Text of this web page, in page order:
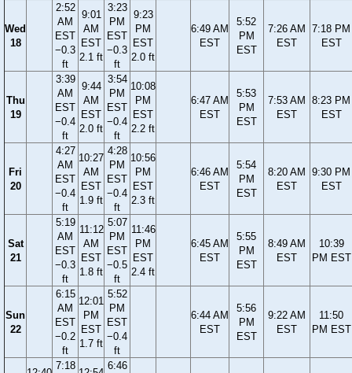
Wed
18
2:52
AM
EST
−0.3
ft
9:01
AM
EST
2.1 ft
3:23
PM
EST
−0.3
ft
9:23
PM
EST
2.0 ft
6:49 AM
EST
5:52
PM
EST
7:26 AM
EST
7:18 PM
EST
Thu
19
3:39
AM
EST
−0.4
ft
9:44
AM
EST
2.0 ft
3:54
PM
EST
−0.4
ft
10:08
PM
EST
2.2 ft
6:47 AM
EST
5:53
PM
EST
7:53 AM
EST
8:23 PM
EST
Fri
20
4:27
AM
EST
−0.4
ft
10:27
AM
EST
1.9 ft
4:28
PM
EST
−0.4
ft
10:56
PM
EST
2.3 ft
6:46 AM
EST
5:54
PM
EST
8:20 AM
EST
9:30 PM
EST
Sat
21
5:19
AM
EST
−0.3
ft
11:12
AM
EST
1.8 ft
5:07
PM
EST
−0.5
ft
11:46
PM
EST
2.4 ft
6:45 AM
EST
5:55
PM
EST
8:49 AM
EST
10:39
PM EST
Sun
22
6:15
AM
EST
−0.2
ft
12:01
PM
EST
1.7 ft
5:52
PM
EST
−0.4
ft
6:44 AM
EST
5:56
PM
EST
9:22 AM
EST
11:50
PM EST
7:18
6:46